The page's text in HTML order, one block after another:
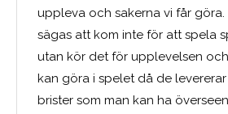
uppleva och sakerna vi får
sägas att kom inte för att spela
utan kör det för upplevelsen
kan göra i spelet då de
brister som man kan ha